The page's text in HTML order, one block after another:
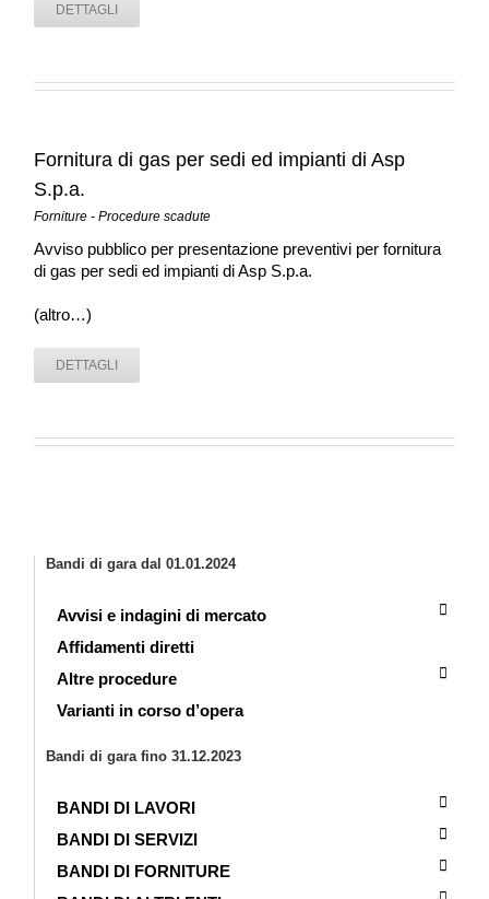
DETTAGLI
Fornitura di gas per sedi ed impianti di Asp
S.p.a.
Forniture - Procedure scadute
Avviso pubblico per presentazione preventivi per fornitura
di gas per sedi ed impianti di Asp S.p.a.
(altro…)
DETTAGLI
Bandi di gara dal 01.01.2024
Avvisi e indagini di mercato
Affidamenti diretti
Altre procedure
Varianti in corso d’opera
Bandi di gara fino 31.12.2023
BANDI DI LAVORI
BANDI DI SERVIZI
BANDI DI FORNITURE